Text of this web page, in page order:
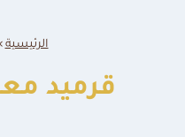
الرئيسية
قرميد